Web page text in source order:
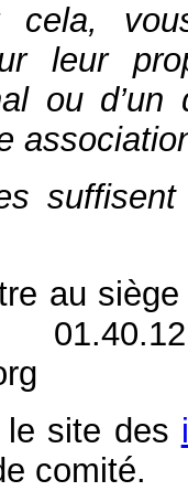
cela,
leur
ou
au
le site des
comité.